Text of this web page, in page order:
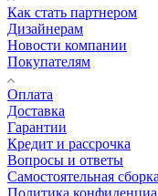
Как стать партнером
Дизайнерам
Новости компании
Покупателям
Оплата
Доставка
Гарантии
Кредит и рассрочка
Вопросы и ответы
Самостоятельная сборка
Политика